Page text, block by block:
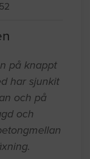
på knappt
har sjunkit
och på
och